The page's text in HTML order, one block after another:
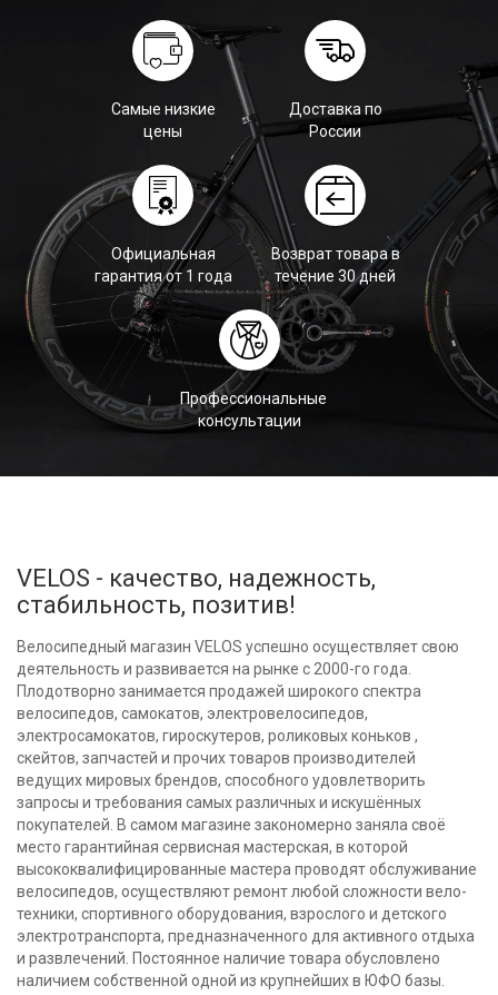
Самые низкие
цены
Доставка по
России
Официальная
гарантия от 1 года
Возврат товара в
течение 30 дней
Профессиональные
консультации
VELOS - качество, надежность,
стабильность, позитив!
Велосипедный магазин VELOS успешно осуществляет свою
деятельность и развивается на рынке с 2000-го года.
Плодотворно занимается продажей широкого спектра
велосипедов, самокатов, электровелосипедов,
электросамокатов, гироскутеров, роликовых коньков ,
скейтов, запчастей и прочих товаров производителей
ведущих мировых брендов, способного удовлетворить
запросы и требования самых различных и искушённых
покупателей. В самом магазине закономерно заняла своё
место гарантийная сервисная мастерская, в которой
высококвалифицированные мастера проводят обслуживание
велосипедов, осуществляют ремонт любой сложности вело-
техники, спортивного оборудования, взрослого и детского
электротранспорта, предназначенного для активного отдыха
и развлечений. Постоянное наличие товара обусловлено
наличием собственной одной из крупнейших в ЮФО базы.